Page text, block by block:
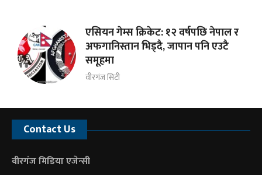
एसियन गेम्स क्रिकेट: १२ वर्षपछि नेपाल र
अफगानिस्तान भिड्दै, जापान पनि एउटै
समूहमा
वीरगंज सिटी
Contact Us
वीरगंज मिडिया एजेन्सी